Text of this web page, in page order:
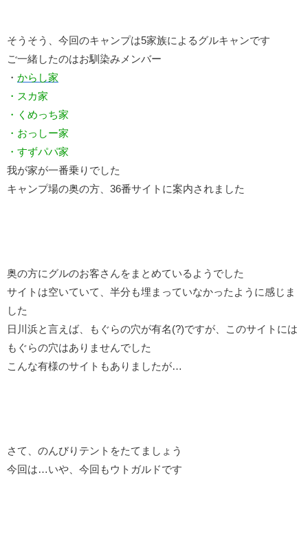
そうそう、今回のキャンプは5家族によるグルキャンです
ご一緒したのはお馴染みメンバー
・ からし家
・ スカ家
・くめっち家
・おっしー家
・すずパパ家
我が家が一番乗りでした
キャンプ場の奥の方、36番サイトに案内されました
奥の方にグルのお客さんをまとめているようでした
サイトは空いていて、半分も埋まっていなかったように感じま
した
日川浜と言えば、もぐらの穴が有名(?)ですが、このサイトには
もぐらの穴はありませんでした
こんな有様のサイトもありましたが…
さて、のんびりテントをたてましょう
今回は…いや、今回もウトガルドです